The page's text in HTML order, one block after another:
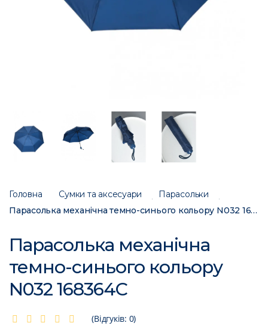
Головна Сумки та аксесуари
Парасольки
Парасолька механічна темно-синього кольору N032 168364C
Парасолька механічна
темно-синього кольору
N032 168364C
(Відгуків: 0)